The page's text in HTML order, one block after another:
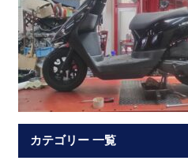
カテゴリー 一覧